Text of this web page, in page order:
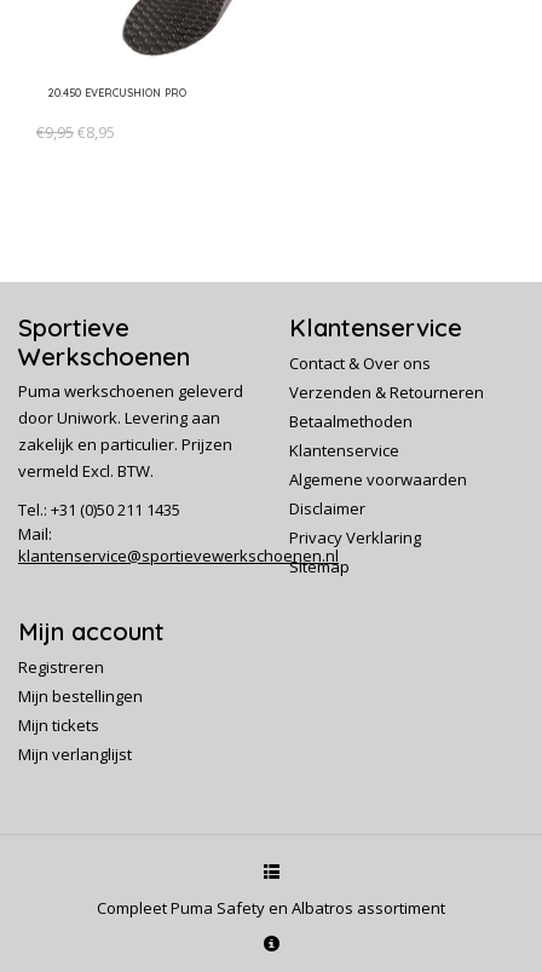
20.450 EVERCUSHION PRO
€9,95€8,95
Sportieve
Werkschoenen
Puma werkschoenen geleverd
door Uniwork. Levering aan
zakelijk en particulier. Prijzen
vermeld Excl. BTW.
Tel.: +31 (0)50 211 1435
Mail:
klantenservice@sportievewerkschoenen.nl
Klantenservice
Contact & Over ons
Verzenden & Retourneren
Betaalmethoden
Klantenservice
Algemene voorwaarden
Disclaimer
Privacy Verklaring
Sitemap
Mijn account
Registreren
Mijn bestellingen
Mijn tickets
Mijn verlanglijst
Compleet Puma Safety en Albatros assortiment